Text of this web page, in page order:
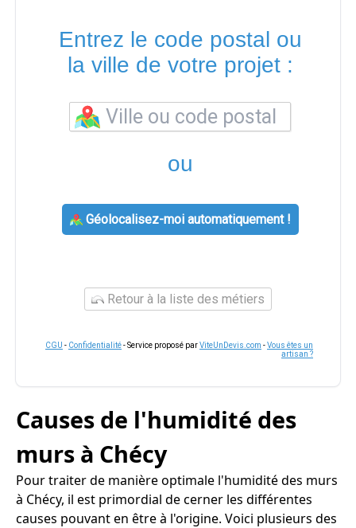
Entrez le code postal ou
la ville de votre projet :
ou
Géolocalisez-moi automatiquement !
Retour à la liste des métiers
CGU - Confidentialité- Service proposé parViteUnDevis.com -Vous êtes un
artisan ?
Causes de l'humidité des
murs à Chécy
Pour traiter de manière optimale l'humidité des murs
à Chécy, il est primordial de cerner les différentes
causes pouvant en être à l'origine. Voici plusieurs des